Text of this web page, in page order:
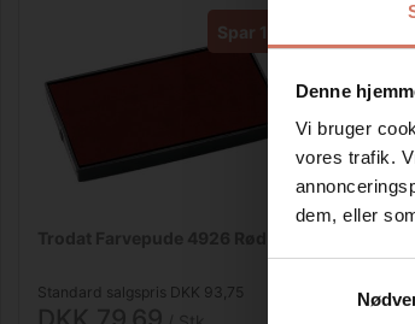
Denne
Vi bruger
vores trafik.
dem, eller
Spar 15%
Standard salgspris DKK 93,75